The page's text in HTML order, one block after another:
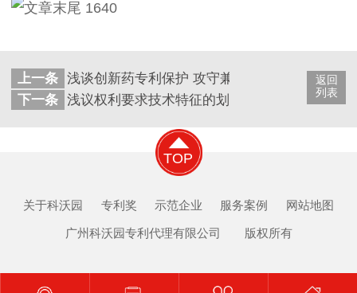
返回
列表
上一条 浅谈创新药专利保护 攻守兼备的专利布局才能
下一条 浅议权利要求技术特征的划分标准
TOP
关于科沃园 专利奖 示范企业 服务案例 网站地图
广州科沃园专利代理有限公司 版权所有